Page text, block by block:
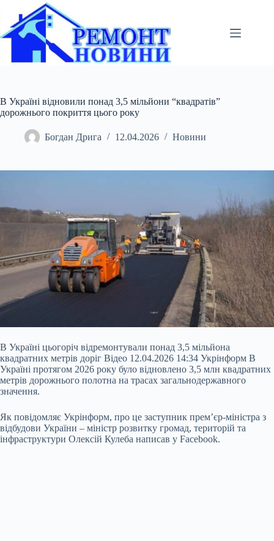
вмісту
В Україні відновили понад 3,5 мільйони “квадратів”
дорожнього покриття цього року
Богдан Дрига 12.04.2026 Новини
В Україні цьогоріч відремонтували понад 3,5 мільйона
квадратних метрів доріг Відео 12.04.2026 14:34 Укрінформ В
Україні протягом 2026 року було відновлено 3,5 млн квадратних
метрів дорожнього полотна на трасах загальнодержавного
значення.
Як повідомляє Укрінформ, про це заступник прем’єр-міністра з
відбудови України – міністр розвитку громад, територій та
інфраструктури Олексій Кулеба написав у Facebook.